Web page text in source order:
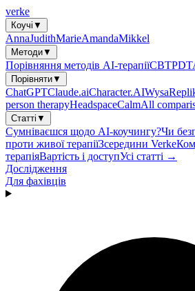
verke
Коучі ▼
AnnaJudithMarieAmandaMikkel
Методи▼
Порівняння методів AI-терапіїCBTPDT
Порівняти▼
ChatGPTClaude.aiCharacter.AIWysa
person therapyHeadspaceCalmAll
Статті ▼
Сумніваєшся щодо AI-коучингу?Чи
проти живої терапіїЗсередини Verke
терапіяВартість і доступУсі статті →
Дослідження
Для фахівців